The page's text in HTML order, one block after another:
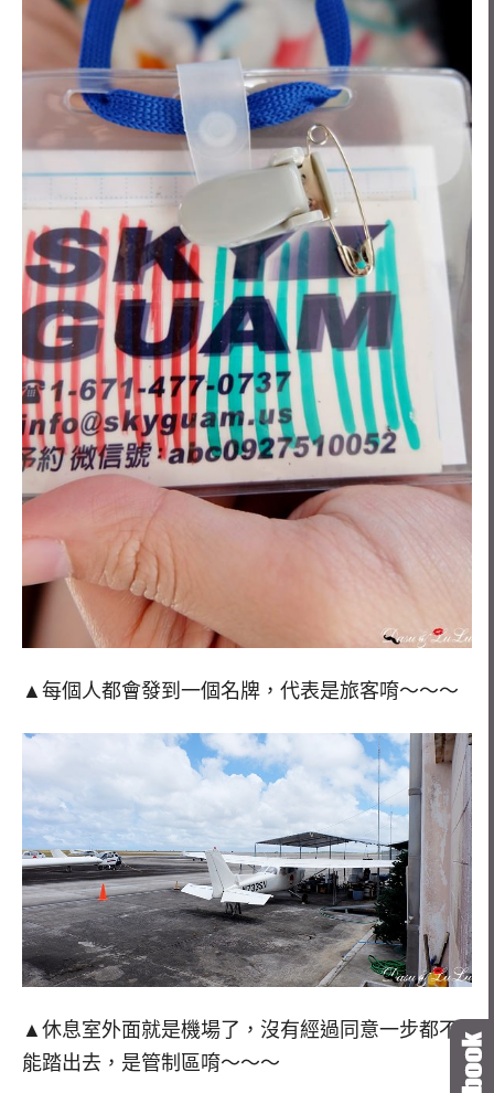
▲每個人都會發到一個名牌，代表是旅客唷～～～
▲休息室外面就是機場了，沒有經過同意一步都不
能踏出去，是管制區唷～～～